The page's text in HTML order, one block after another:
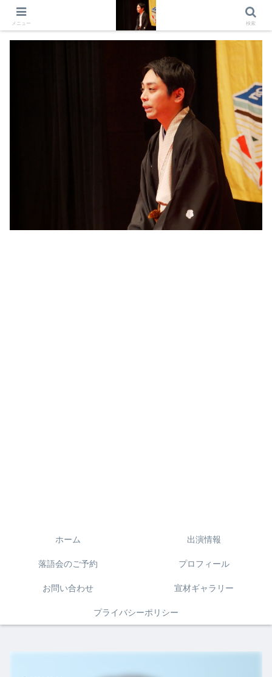
出演情報 出演依頼 日記 プロフィール
ホーム 出演情報
落語会のご予約 プロフィール
お問い合わせ 宣材ギャラリー
プライバシーポリシー
メニュー 検索